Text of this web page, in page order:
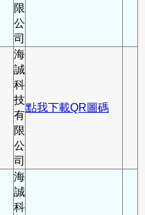
限
公
司
海
誠
科
技
有
限
公
司
點我下載QR圖碼
海
誠
科